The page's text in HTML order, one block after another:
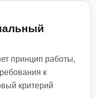
принцип работы,
к
критерий